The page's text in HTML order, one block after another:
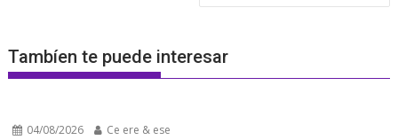
Tambíen te puede interesar
04/08/2026 Ce ere & ese